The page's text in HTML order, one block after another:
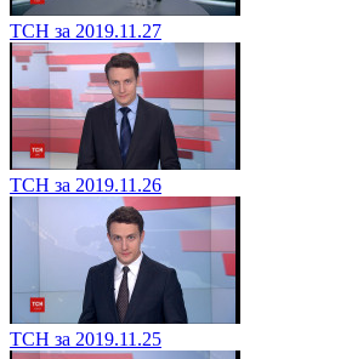
ТСН за 2019.11.27
ТСН за 2019.11.26
ТСН за 2019.11.25